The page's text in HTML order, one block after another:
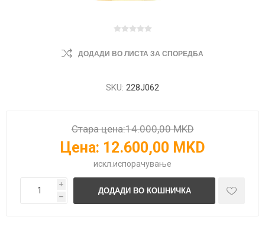
ДОДАДИ ВО ЛИСТА ЗА СПОРЕДБА
SKU: 228J062
Стара цена:14.000,00 MKD
Цена: 12.600,00 MKD
искл. испорачување
i
h